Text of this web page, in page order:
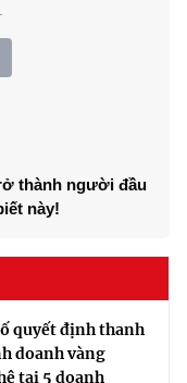
thành người đầu
này!
quyết định thanh
doanh vàng
tại 5 doanh